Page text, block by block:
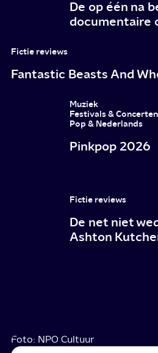
De op één na
documentaire
Fictie reviews
Fantastic Beasts And
Muziek
Festivals & Concerten
Pop & Nederlands
Pinkpop 2026
Fictie reviews
De net niet
Ashton
Foto: NPO Cultuur